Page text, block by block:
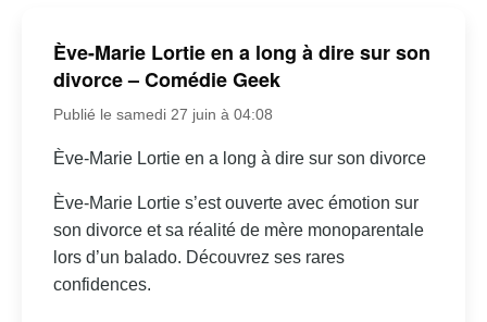
Ève-Marie Lortie en a long à dire sur son
divorce – Comédie Geek
Publié le samedi 27 juin à 04:08
Ève-Marie Lortie en a long à dire sur son divorce
Ève-Marie Lortie s’est ouverte avec émotion sur
son divorce et sa réalité de mère monoparentale
lors d’un balado. Découvrez ses rares
confidences.